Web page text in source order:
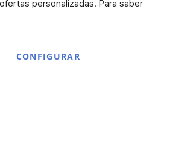
personalizadas. Para saber
CONFIGURAR